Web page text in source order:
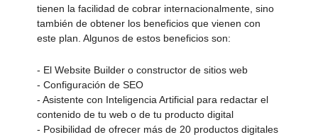
tienen la facilidad de cobrar internacionalmente, sino
también de obtener los beneficios que vienen con
este plan. Algunos de estos beneficios son:
- El Website Builder o constructor de sitios web
- Configuración de SEO
- Asistente con Inteligencia Artificial para redactar el
contenido de tu web o de tu producto digital
- Posibilidad de ofrecer más de 20 productos digitales